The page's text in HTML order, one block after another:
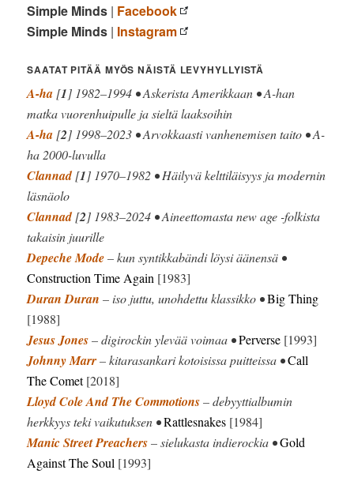
Simple Minds | Facebook
Simple Minds | Instagram
SAATAT PITÄÄ MYÖS NÄISTÄ LEVYHYLLYISTÄ
A-ha [1] 1982–1994 • Askerista Amerikkaan • A-han
matka vuorenhuipulle ja sieltä laaksoihin
A-ha [2] 1998–2023 • Arvokkaasti vanhenemisen taito • A-
ha 2000-luvulla
Clannad[1] 1970–1982 • Häilyvä kelttiläisyys ja modernin
läsnäolo
Clannad[2] 1983–2024 • Aineettomasta new age -folkista
takaisin juurille
Depeche Mode– kun syntikkabändi löysi äänensä •
Construction Time Again [1983]
Duran Duran – iso juttu, unohdettu klassikko •Big Thing
[1988]
Jesus Jones– digirockin ylevää voimaa •Perverse [1993]
Johnny Marr– kitarasankari kotoisissa puitteissa •Call
The Comet[2018]
Lloyd Cole And The Commotions– debyyttialbumin
herkkyys teki vaikutuksen •Rattlesnakes [1984]
Manic Street Preachers– sielukasta indierockia •Gold
Against The Soul [1993]